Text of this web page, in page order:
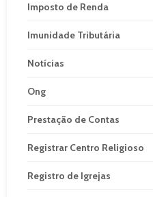
Imposto de Renda
Imunidade Tributária
Notícias
Ong
Prestação de Contas
Registrar Centro Religioso
Registro de Igrejas